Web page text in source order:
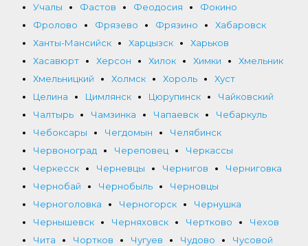
Учалы
Фастов Феодосия
Фокино
Фролово
Фрязево Фрязино
Хабаровск
Ханты-Мансийск
Харцызск
Харьков
Хасавюрт
Херсон Хилок Химки
Хмельник
Хмельницкий
Холмск Хороль
Хуст
Целина
Цимлянск Цюрупинск
Чайковский
Чалтырь
Чамзинка Чапаевск
Чебаркуль
Чебоксары
Чегдомын
Челябинск
Червоноград
Череповец
Черкассы
Черкесск
Черневцы Чернигов
Черниговка
Чернобай
Чернобыль
Черновцы
Черноголовка
Черногорск
Чернушка
Чернышевск
Черняховск Чертково
Чехов
Чита
Чортков Чугуев Чудово
Чусовой